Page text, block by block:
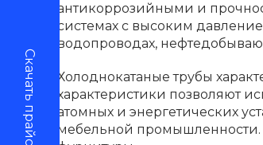
Скачать прайс
антикоррозийными и
системах с высоким
водопроводах,
Холоднокатаные трубы
характеристики позволяют
атомных и энергетических
мебельной